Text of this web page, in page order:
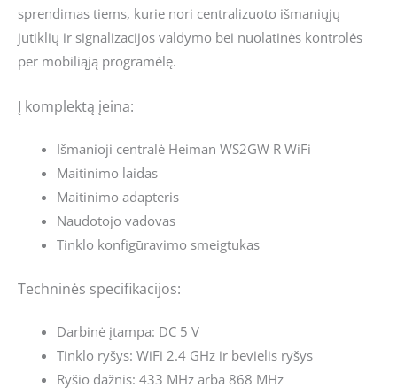
sprendimas tiems, kurie nori centralizuoto išmaniųjų
jutiklių ir signalizacijos valdymo bei nuolatinės kontrolės
per mobiliąją programėlę.
Į komplektą įeina:
Išmanioji centralė Heiman WS2GW R WiFi
Maitinimo laidas
Maitinimo adapteris
Naudotojo vadovas
Tinklo konfigūravimo smeigtukas
Techninės specifikacijos:
Darbinė įtampa: DC 5 V
Tinklo ryšys: WiFi 2.4 GHz ir bevielis ryšys
Ryšio dažnis: 433 MHz arba 868 MHz